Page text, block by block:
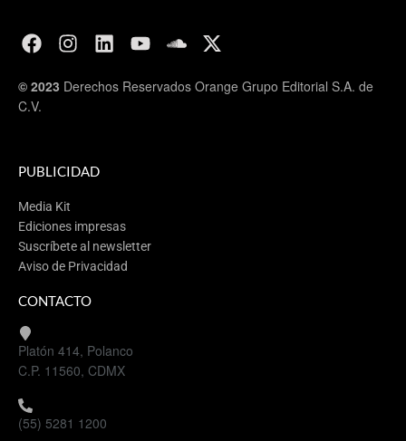
© 2023 Derechos Reservados Orange Grupo Editorial S.A. de
C.V.
PUBLICIDAD
Media Kit
Ediciones impresas
Suscríbete al newsletter
Aviso de Privacidad
CONTACTO
Platón 414, Polanco
C.P. 11560, CDMX
(55) 5281 1200